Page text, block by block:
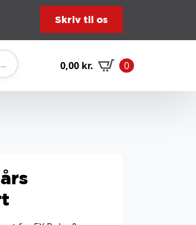
Skriv til os
0,00 kr. 0